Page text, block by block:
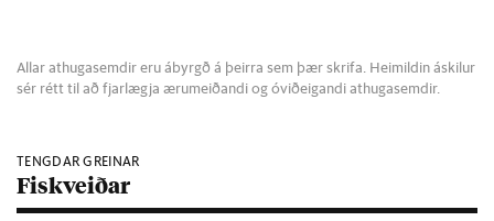
Allar athugasemdir eru ábyrgð á þeirra sem þær skrifa. Heimildin áskilur
sér rétt til að fjarlægja ærumeiðandi og óviðeigandi athugasemdir.
TENGDAR GREINAR
Fiskveiðar